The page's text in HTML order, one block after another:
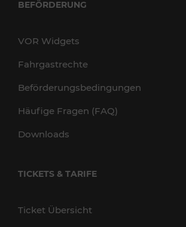
BEFÖRDERUNG
VOR Widgets
Fahrgastrechte
Beförderungsbedingungen
Häufige Fragen (FAQ)
Downloads
TICKETS & TARIFE
Ticket Übersicht